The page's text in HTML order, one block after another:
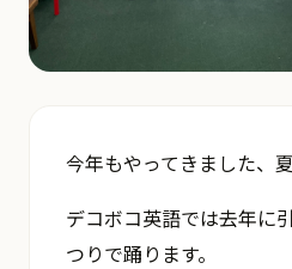
今年もやってきました、
デコボコ英語では去年に
つりで踊ります。